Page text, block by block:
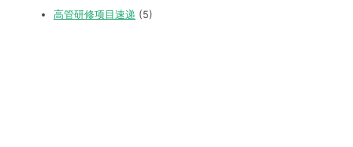
高管研修项目速递 (5)